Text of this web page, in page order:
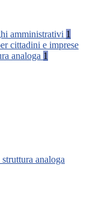
amministrativi 1
cittadini e imprese
analoga 1
analoga